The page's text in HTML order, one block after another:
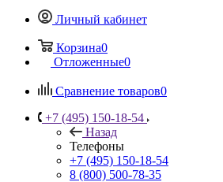
Личный кабинет
Корзина0
Отложенные0
Сравнение товаров0
+7 (495) 150-18-54
Назад
Телефоны
+7 (495) 150-18-54
8 (800) 500-78-35